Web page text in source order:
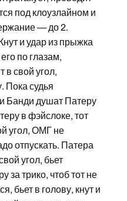
под клоузлайном и
— до 2.
и удар из прыжка
по глазам,
в свой угол,
Пока судья
Банди душат Патеру
в фэйслоке, тот
угол, ОМГ не
отпускать. Патера
угол, бьет
за трико, чтоб тот не
бьет в голову, кнут и